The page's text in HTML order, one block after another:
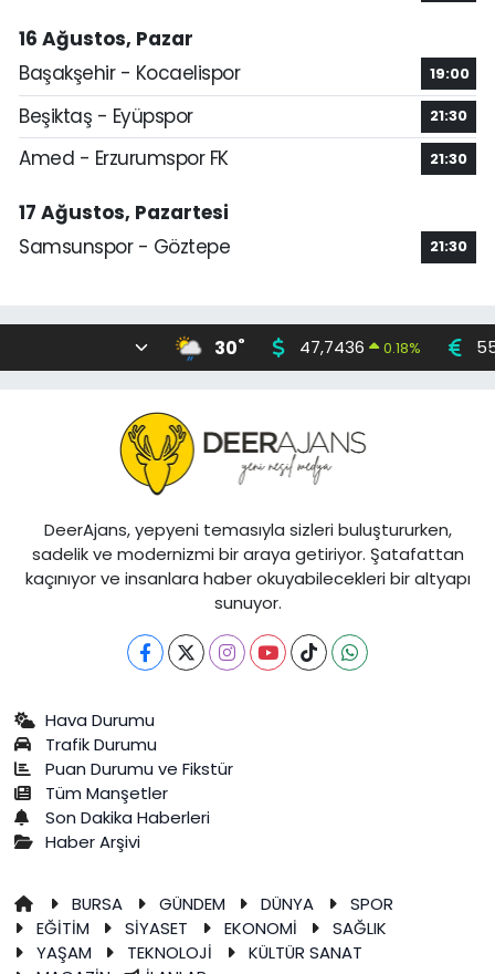
16 Ağustos, Pazar
Başakşehir - Kocaelispor
19:00
Beşiktaş - Eyüpspor 21:30
Amed - Erzurumspor FK 21:30
17 Ağustos, Pazartesi
Samsunspor - Göztepe
21:30
30° 47,7436 0.18%
DeerAjans, yepyeni temasıyla sizleri buluştururken,
sadelik ve modernizmi bir araya getiriyor. Şatafattan
kaçınıyor ve insanlara haber okuyabilecekleri bir altyapı
sunuyor.
Hava Durumu
Trafik Durumu
Puan Durumu ve Fikstür
Tüm Manşetler
Son Dakika Haberleri
Haber Arşivi
BURSA GÜNDEM DÜNYA
SPOR
EĞİTİM
SİYASET EKONOMİ
SAĞLIK
YAŞAM
TEKNOLOJİ
KÜLTÜR SANAT